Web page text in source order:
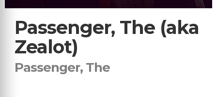
Passenger, The (aka
Zealot)
Passenger, The